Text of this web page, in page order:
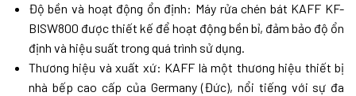
Độ bền và hoạt động ổn định: Máy rửa chén bát KAFF KF-
BISW800 được thiết kế để hoạt động bền bỉ, đảm bảo độ ổn
định và hiệu suất trong quá trình sử dụng.
Thương hiệu và xuất xứ: KAFF là một thương hiệu thiết bị
nhà bếp cao cấp của Germany (Đức), nổi tiếng với sự đa